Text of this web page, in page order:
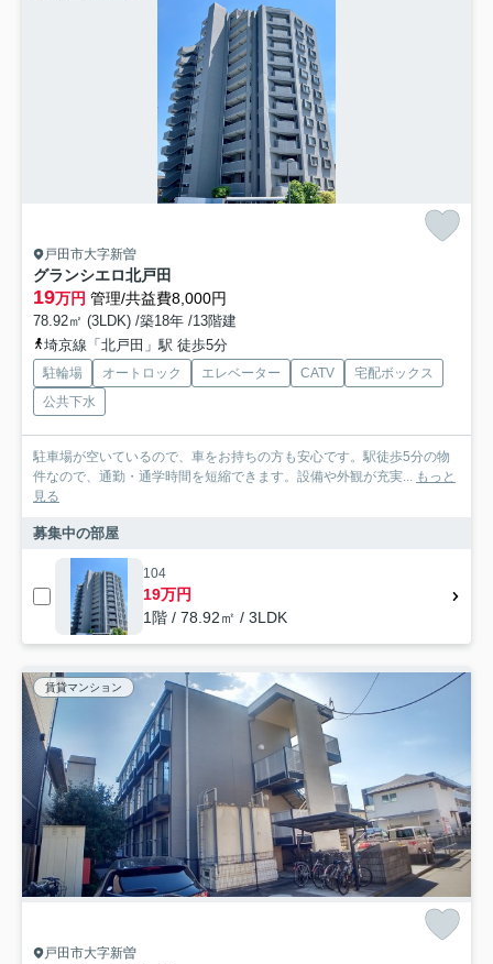
戸田市大字新曽
グランシエロ北戸田
19万円 管理/共益費8,000円
78.92㎡ (3LDK) /築18年 /13階建
埼京線「北戸田」駅 徒歩5分
駐輪場 オートロック エレベーター CATV
宅配ボックス
公共下水
駐車場が空いているので、車をお持ちの方も安心です。駅徒歩5分の物
件なので、通勤・通学時間を短縮できます。設備や外観が充実... もっと
見る
募集中の部屋
104
19万円
1階 / 78.92㎡ / 3LDK
賃貸マンション
戸田市大字新曽